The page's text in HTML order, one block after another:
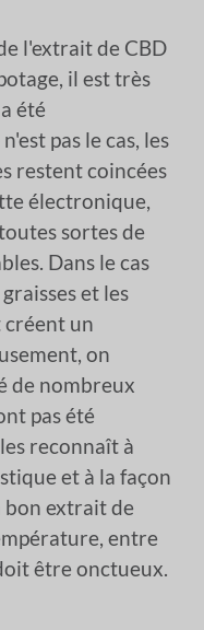
l'extrait de CBD
il est très
été
pas le cas, les
restent coincées
électronique,
sortes de
Dans le cas
et les
créent un
on
de nombreux
pas été
reconnaît à
et à la façon
extrait de
entre
être onctueux.